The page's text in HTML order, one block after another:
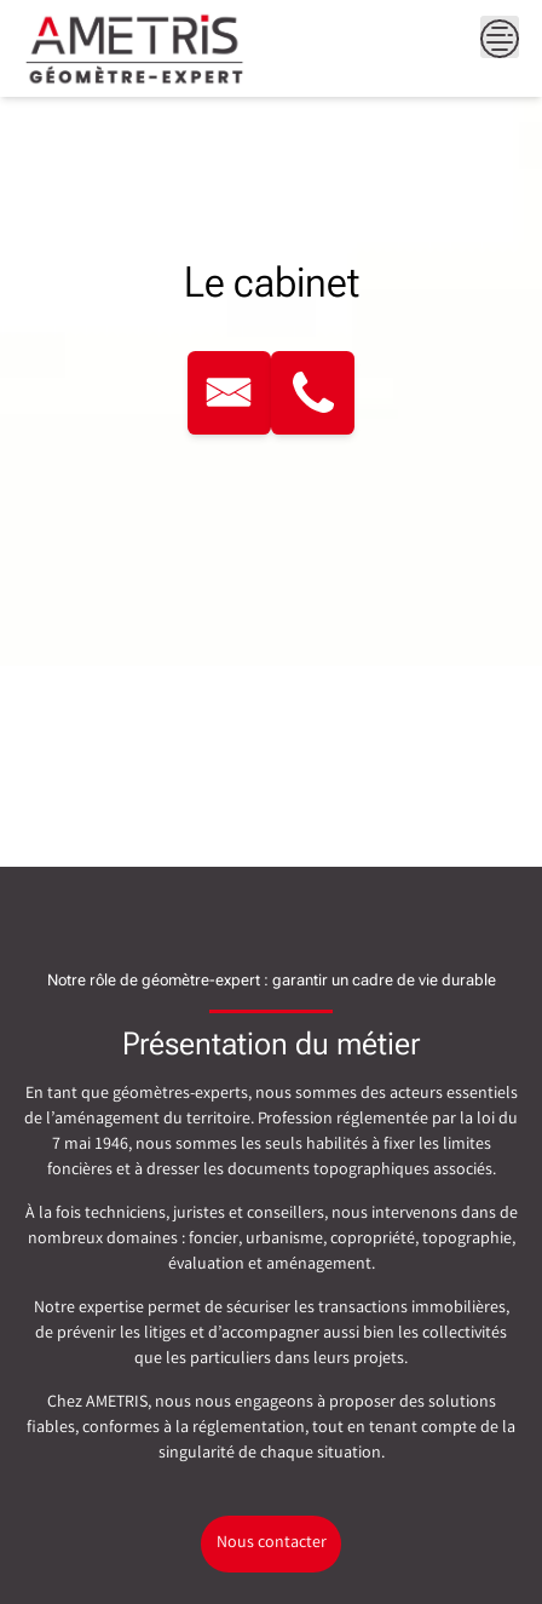
content
Le cabinet
Notre rôle de géomètre-expert : garantir un cadre de vie durable
Présentation du métier
En tant que géomètres-experts, nous sommes des acteurs essentiels
de l’aménagement du territoire. Profession réglementée par la loi du
7 mai 1946, nous sommes les seuls habilités à fixer les limites
foncières et à dresser les documents topographiques associés.
À la fois techniciens, juristes et conseillers, nous intervenons dans de
nombreux domaines : foncier, urbanisme, copropriété, topographie,
évaluation et aménagement.
Notre expertise permet de sécuriser les transactions immobilières,
de prévenir les litiges et d’accompagner aussi bien les collectivités
que les particuliers dans leurs projets.
Chez AMETRIS, nous nous engageons à proposer des solutions
fiables, conformes à la réglementation, tout en tenant compte de la
singularité de chaque situation.
Nous contacter